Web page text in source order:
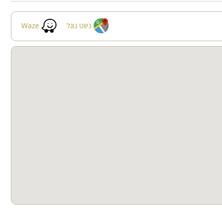
בריכה מקורה
חצר קבוצות גדולות
Waze ניווט גוגל